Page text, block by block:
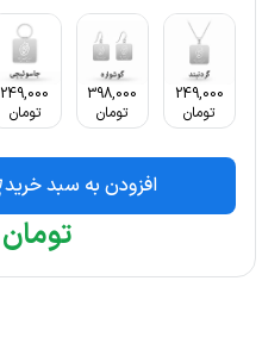
249,000
تومان
398,000
تومان
249,000
تومان
افزودن به سبد خرید
تومان